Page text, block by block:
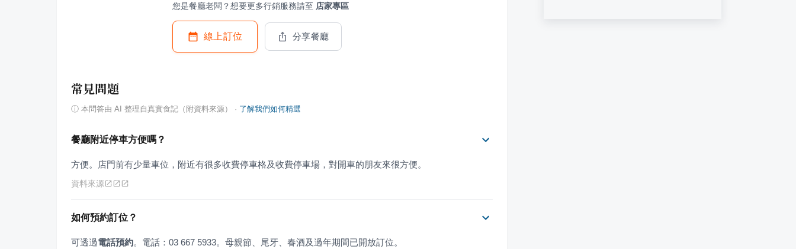
您是餐廳老闆？想要更多行銷服務請至 店家專區
線上訂位 分享餐廳
常見問題
ⓘ 本問答由 AI 整理自真實食記（附資料來源） · 了解我們如何精選
餐廳附近停車方便嗎？
方便。店門前有少量車位，附近有很多收費停車格及收費停車場，對開車的朋友來很方便。
資料來源
如何預約訂位？
可透過電話預約。電話：03 667 5933。母親節、尾牙、春酒及過年期間已開放訂位。